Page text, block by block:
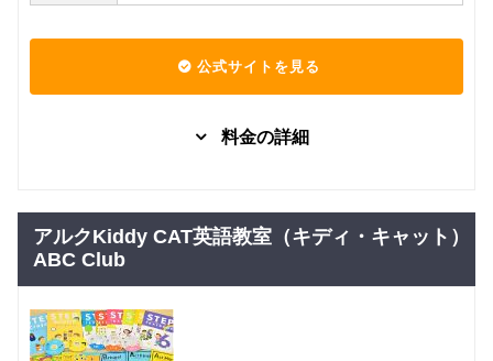
スキルア
しっかり
グループレッスン
円(税込) / 月
（プライ
ベートレ
ッスン）
42,488円(税込) / 月
公式サイトを見る
料金の詳細
３（小学
校低学
年）
6,500 円(税込) / 月
回数：4 / 1セッション60分
５（翻
訳）
7,500
回数：4 / 1セッション90分
アルクKiddy CAT英語教室（キディ・キャット）
ABC Club